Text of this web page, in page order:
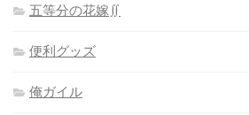
五等分の花嫁∬
便利グッズ
俺ガイル